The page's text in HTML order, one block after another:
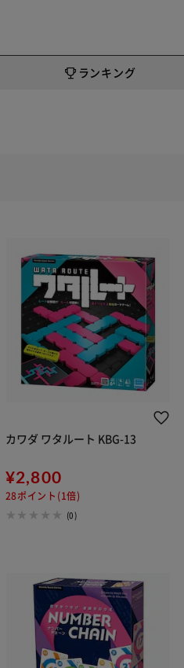
ランキング
カワダ ワタルート KBG-13
¥2,800
28ポイント(1倍)
(0)